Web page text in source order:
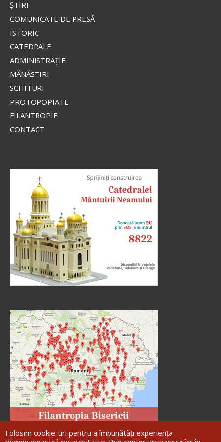
ŞTIRI
COMUNICATE DE PRESĂ
ISTORIC
CATEDRALE
ADMINISTRAŢIE
MĂNĂSTIRI
SCHITURI
PROTOPOPIATE
FILANTROPIE
CONTACT
Folosim cookie-uri pentru a îmbunătăți experiența